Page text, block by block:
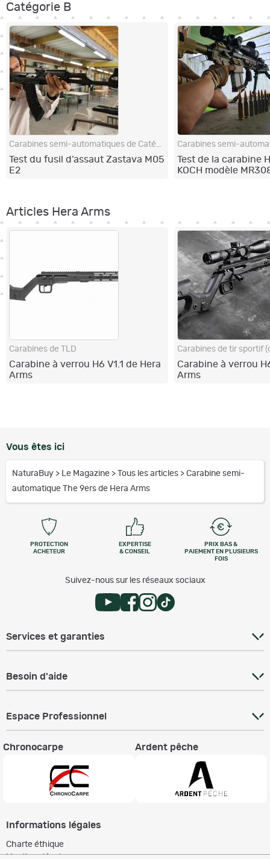
Catégorie B
Test du fusil d’assaut Zastava M05
E2
Test de la carabine
KOCH modèle
Articles Hera Arms
Carabines de TLD
Carabine à verrou H6 V1.1 de Hera
Arms
Carabines de tir sportif
Carabine à verrou
Arms
Vous êtes ici
NaturaBuy > Le Magazine > Tous les articles > Carabine semi-
automatique The 9ers de Hera Arms
PROTECTION
ACHETEUR
EXPERTISE
& CONSEIL
PRIX BAS &
PAIEMENT EN PLUSIEURS
FOIS
Suivez-nous sur les réseaux sociaux
Services et garanties
Besoin d'aide
Espace Professionnel
Chronocarpe Ardent pêche
Informations légales
Charte éthique
Mentions légales